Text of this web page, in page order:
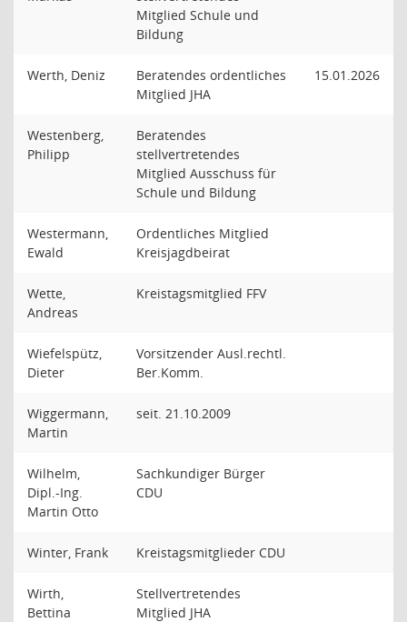
Mitglied Schule und
Bildung
Werth, Deniz
Beratendes ordentliches
Mitglied JHA
15.01.2026
Westenberg,
Philipp
Beratendes
stellvertretendes
Mitglied Ausschuss für
Schule und Bildung
Westermann,
Ewald
Ordentliches Mitglied
Kreisjagdbeirat
Wette,
Andreas
Kreistagsmitglied FFV
Wiefelspütz,
Dieter
Vorsitzender Ausl.rechtl.
Ber.Komm.
Wiggermann,
Martin
seit. 21.10.2009
Wilhelm,
Dipl.-Ing.
Martin Otto
Sachkundiger Bürger
CDU
Winter, Frank Kreistagsmitglieder CDU
Wirth,
Bettina
Stellvertretendes
Mitglied JHA